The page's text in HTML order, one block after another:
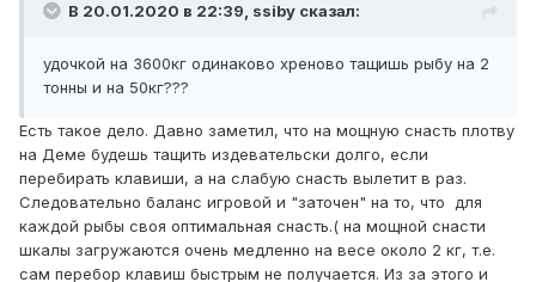
В 20.01.2020 в 22:39, ssiby сказал:
удочкой на 3600кг одинаково хреново тащишь рыбу на 2
тонны и на 50кг???
Есть такое дело. Давно заметил, что на мощную снасть плотву
на Деме будешь тащить издевательски долго, если
перебирать клавиши, а на слабую снасть вылетит в раз.
Следовательно баланс игровой и "заточен" на то, что для
каждой рыбы своя оптимальная снасть.( на мощной снасти
шкалы загружаются очень медленно на весе около 2 кг, т.е.
сам перебор клавиш быстрым не получается. Из за этого и